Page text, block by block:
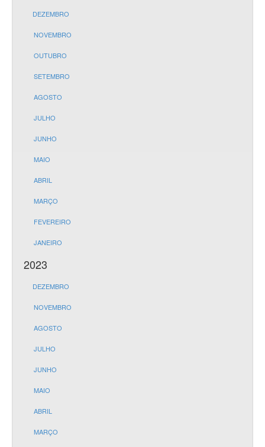
DEZEMBRO
NOVEMBRO
OUTUBRO
SETEMBRO
AGOSTO
JULHO
JUNHO
MAIO
ABRIL
MARÇO
FEVEREIRO
JANEIRO
2023
DEZEMBRO
NOVEMBRO
AGOSTO
JULHO
JUNHO
MAIO
ABRIL
MARÇO